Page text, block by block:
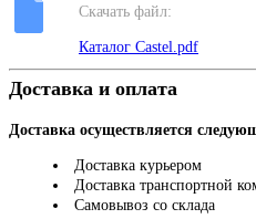
Скачать файл:
Каталог Castel.pdf
Доставка и оплата
Доставка осуществляется
Доставка курьером
Доставка транспортной
Самовывоз со склада